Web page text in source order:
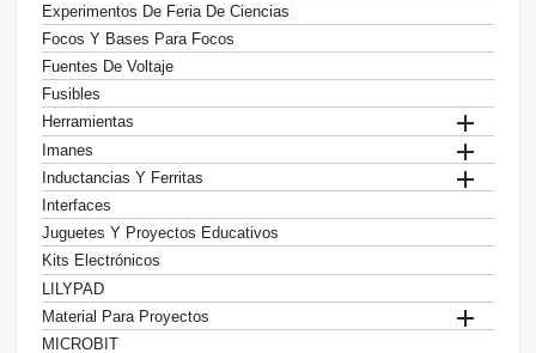
Experimentos De Feria De Ciencias
Focos Y Bases Para Focos
Fuentes De Voltaje
Fusibles
Herramientas

Imanes 
Inductancias Y Ferritas 
Interfaces
Juguetes Y Proyectos Educativos
Kits Electrónicos
LILYPAD
Material Para Proyectos

MICROBIT